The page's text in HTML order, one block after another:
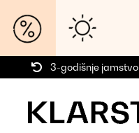
3-godišnje jamstvo